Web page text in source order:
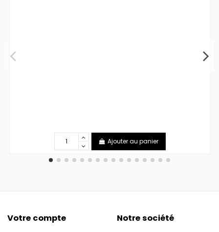
Ajouter au panier
Votre compte Notre société